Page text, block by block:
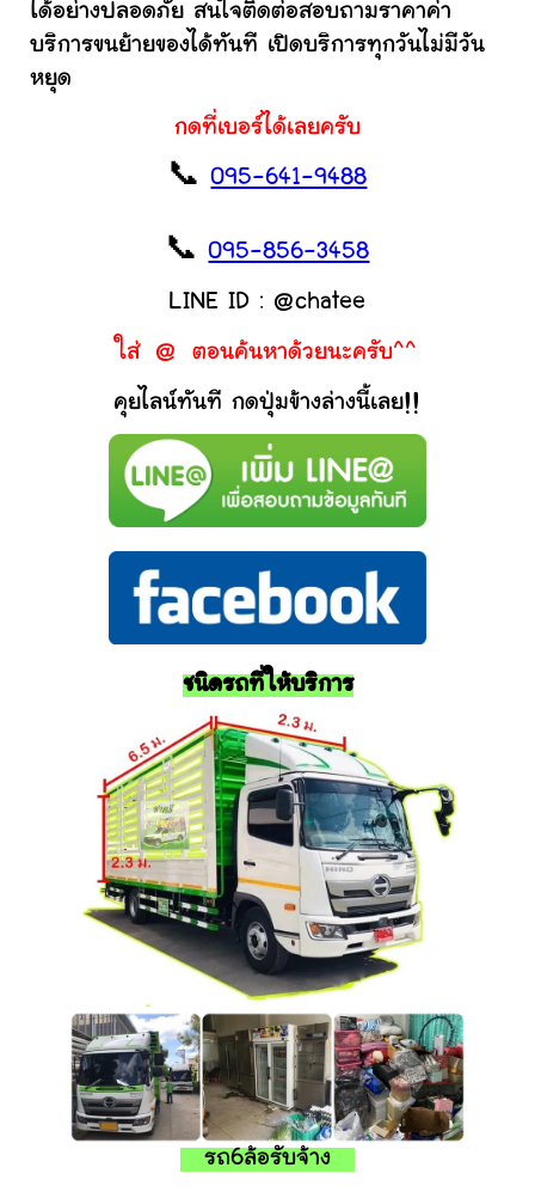
ได้อย่างปลอดภัย สนใจติดต่อสอบถามราคาค่า
บริการขนย้ายของได้ทันที เปิดบริการทุกวันไม่มีวัน
หยุด
กดที่เบอร์ได้เลยครับ
📞095-641-9488
📞095-856-3458
LINE ID : @chatee
ใส่ @ ตอนค้นหาด้วยนะครับ^^
คุยไลน์ทันที กดปุ่มข้างล่างนี้เลย!!
ชนิดรถที่ให้บริการ
รถ6ล้อรับจ้าง